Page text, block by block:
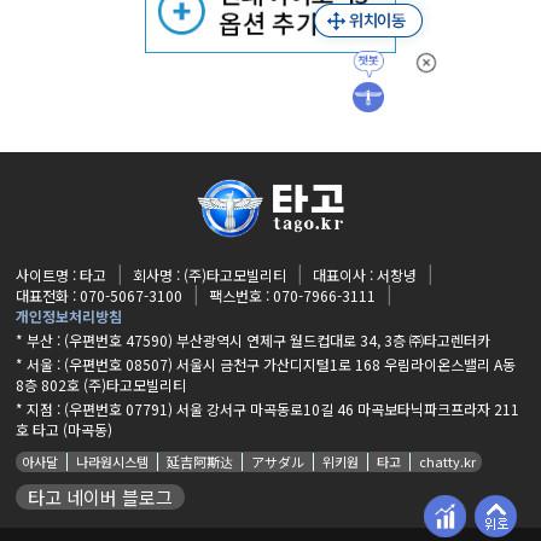
사이트명 : 타고 회사명 : (주)타고모빌리티
대표이사 : 서창녕
대표전화 : 070-5067-3100
팩스번호 : 070-7966-3111
개인정보처리방침
* 부산 : (우편번호 47590) 부산광역시 연제구 월드컵대로 34, 3층 ㈜타고렌터카
* 서울 : (우편번호 08507) 서울시 금천구 가산디지털1로 168 우림라이온스밸리 A동
8층 802호 (주)타고모빌리티
* 지점 : (우편번호 07791) 서울 강서구 마곡동로10길 46 마곡보타닉파크프라자 211
호 타고 (마곡동)
아사달 나라원시스템 延吉阿斯达 アサダル 위키원 타고 chatty.kr
타고 네이버 블로그